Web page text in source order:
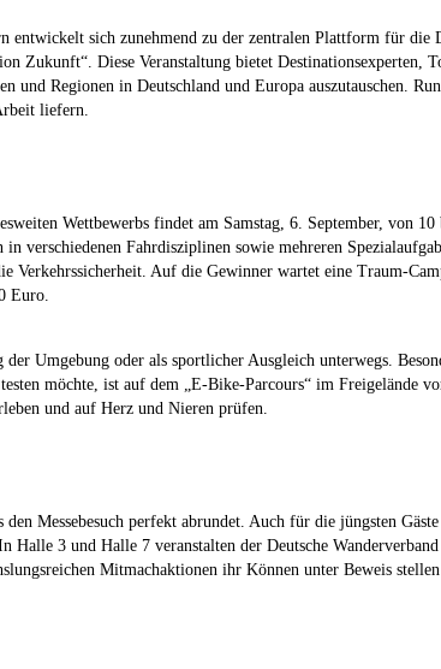
sich zunehmend zu der zentralen Plattform für die
Zukunft“. Diese Veranstaltung bietet
Regionen in Deutschland und Europa auszutauschen.
liefern.
Wettbewerbs findet am Samstag, 6. September, von
verschiedenen Fahrdisziplinen sowie mehreren
Verkehrssicherheit. Auf die Gewinner wartet eine Traum-
Euro.
Umgebung oder als sportlicher Ausgleich unterwegs.
möchte, ist auf dem „E-Bike-Parcours“ im Freigelände
und auf Herz und Nieren prüfen.
Messebesuch perfekt abrundet. Auch für die jüngsten
3 und Halle 7 veranstalten der Deutsche
Mitmachaktionen ihr Können unter Beweis